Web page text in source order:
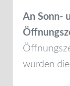
An Sonn-
wurden